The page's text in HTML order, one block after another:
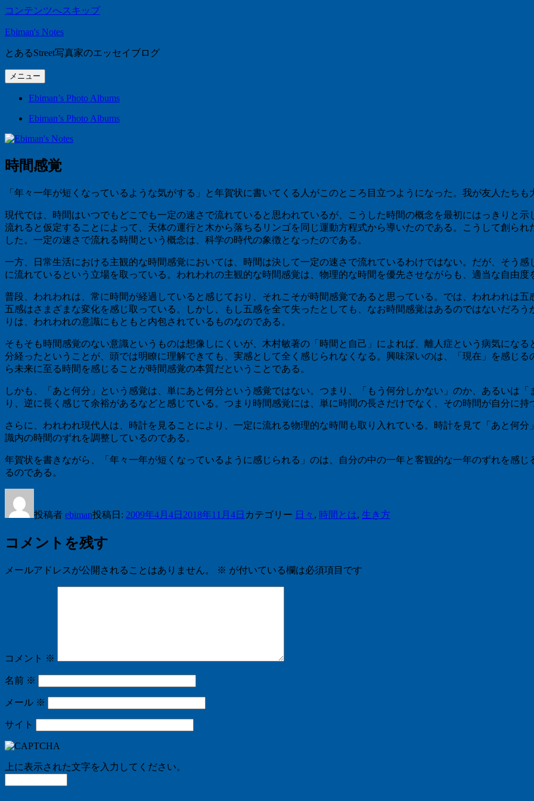
コンテンツへスキップ
Ebiman's Notes
とあるStreet写真家のエッセイブログ
メニュー
Ebiman’s Photo Albums
Ebiman’s Photo Albums
時間感覚
「年々一年が短くなっているような気がする」と年賀状に書いてくる人がこのところ目立つようになった。我が友人たち
現代では、時間はいつでもどこでも一定の速さで流れていると思われているが、こうした時間の概念を最初にはっきりと
流れると仮定することによって、天体の運行と木から落ちるリンゴを同じ運動方程式から導いたのである。こうして創ら
した。一定の速さで流れる時間という概念は、科学の時代の象徴となったのである。
一方、日常生活における主観的な時間感覚においては、時間は決して一定の速さで流れているわけではない。だが、そう
に流れているという立場を取っている。われわれの主観的な時間感覚は、物理的な時間を優先させながらも、適当な自由度
普段、われわれは、常に時間が経過していると感じており、それこそが時間感覚であると思っている。では、われわれは
五感はさまざまな変化を感じ取っている。しかし、もし五感を全て失ったとしても、なお時間感覚はあるのではないだろ
りは、われわれの意識にもともと内包されているものなのである。
そもそも時間感覚のない意識というものは想像しにくいが、木村敏著の「時間と自己」によれば、離人症という病気にな
分経ったということが、頭では明瞭に理解できても、実感として全く感じられなくなる。興味深いのは、「現在」を感じ
ら未来に至る時間を感じることが時間感覚の本質だということである。
しかも、「あと何分」という感覚は、単にあと何分という感覚ではない。つまり、「もう何分しかない」のか、あるいは
り、逆に長く感じて余裕があるなどと感じている。つまり時間感覚には、単に時間の長さだけでなく、その時間が自分に
さらに、われわれ現代人は、時計を見ることにより、一定に流れる物理的な時間も取り入れている。時計を見て「あと何
識内の時間のずれを調整しているのである。
年賀状を書きながら、「年々一年が短くなっているように感じられる」のは、自分の中の一年と客観的な一年のずれを感
るのである。
投稿者 ebiman投稿日: 2009年4月4日 2018年11月4日 カテゴリー 日々 , 時間とは, 生き方
コメントを残す
メールアドレスが公開されることはありません。 ※ が付いている欄は必須項目です
コメント ※
名前 ※
メール ※
サイト
上に表示された文字を入力してください。